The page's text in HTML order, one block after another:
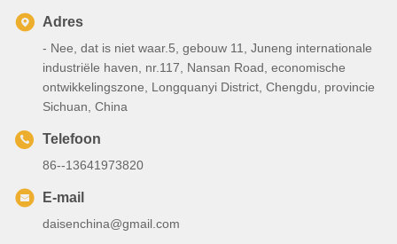
Adres
- Nee, dat is niet waar.5, gebouw 11, Juneng internationale
industriële haven, nr.117, Nansan Road, economische
ontwikkelingszone, Longquanyi District, Chengdu, provincie
Sichuan, China
Telefoon
86--13641973820
E-mail
daisenchina@gmail.com